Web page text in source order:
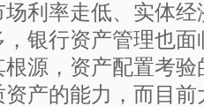
场利率走低、实体
，银行资产管理也面
根源，资产配置考
资产的能力，而目